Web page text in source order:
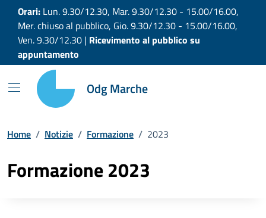
Vai ai contenuti
Vai al footer
Orari: Lun. 9.30/12.30, Mar. 9.30/12.30 - 15.00/16.00,
Mer. chiuso al pubblico, Gio. 9.30/12.30 - 15.00/16.00,
Ven. 9.30/12.30 | Ricevimento al pubblico su
appuntamento
Odg Marche
Home / Notizie / Formazione / 2023
Formazione 2023